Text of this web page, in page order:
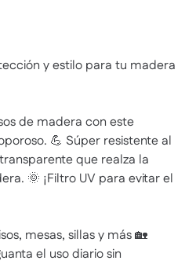
y estilo para tu madera
de madera con este
💪 Súper resistente al
que realza la
🌞 ¡Filtro UV para evitar el
mesas, sillas y más 🏡
el uso diario sin